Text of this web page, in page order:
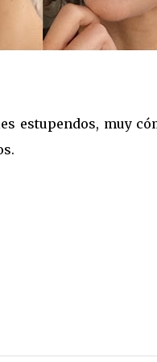
estupendos, muy